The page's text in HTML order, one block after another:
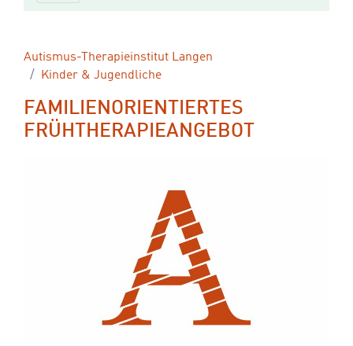
Autismus-Therapieinstitut Langen
Kinder & Jugendliche
FAMILIENORIENTIERTES
FRÜHTHERAPIEANGEBOT